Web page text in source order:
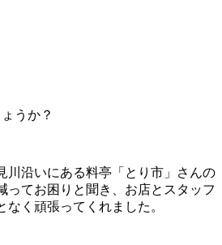
うか？
川沿いにある料亭「とり市」さんの
ってお困りと聞き、お店とスタッフ
なく頑張ってくれました。